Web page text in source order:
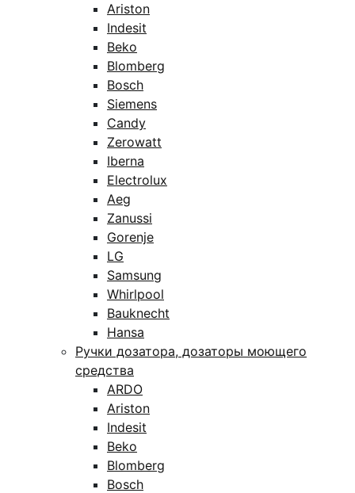
Ariston
Indesit
Beko
Blomberg
Bosch
Siemens
Candy
Zerowatt
Iberna
Electrolux
Aeg
Zanussi
Gorenje
LG
Samsung
Whirlpool
Bauknecht
Hansa
Ручки дозатора, дозаторы моющего
средства
ARDO
Ariston
Indesit
Beko
Blomberg
Bosch